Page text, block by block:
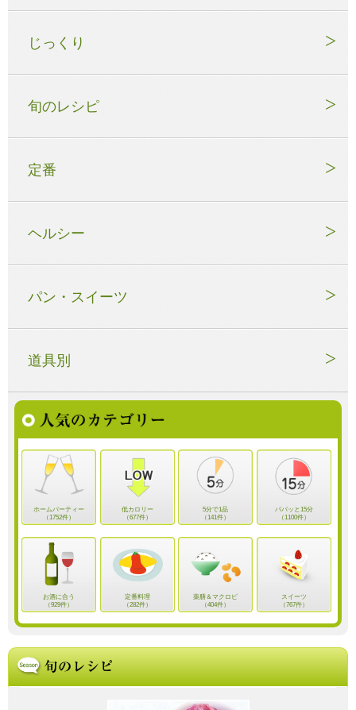
じっくり
旬のレシピ
定番
ヘルシー
パン・スイーツ
道具別
ホームパーティー
（1752件）
低カロリー
（677件）
5分で1品
（141件）
パパッと15分
（1100件）
お酒に合う
（929件）
定番料理
（282件）
薬膳＆マクロビ
（404件）
スイーツ
（767件）